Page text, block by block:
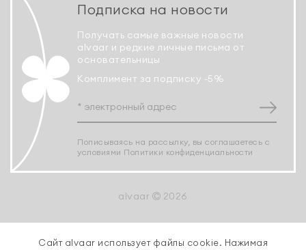
Подписка на новости
Получать самые важные новости
alvaar и редкие личные письма от
основательницы
Комплимент за подписку -5%
Пописываясь на рассылку, вы соглашаетесь с
условиями Политики конфиденциальности
alvaar 2026
Сайт alvaar использует файлы cookie. Нажимая